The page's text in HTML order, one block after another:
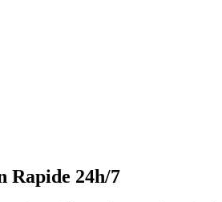
Rapide 24h/7